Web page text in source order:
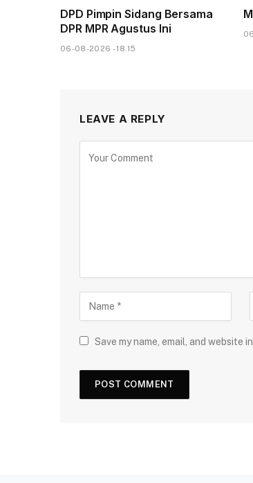
DPD Pimpin Sidang Bersama
DPR MPR Agustus Ini
06-08-2026 - 18.15
LEAVE A REPLY
Save my name, email, and website